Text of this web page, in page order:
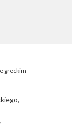
greckim